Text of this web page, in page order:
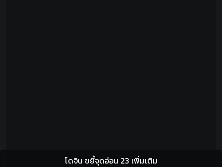
โดจิน ขยี้จุดอ่อน 23 เพิ่มเติม